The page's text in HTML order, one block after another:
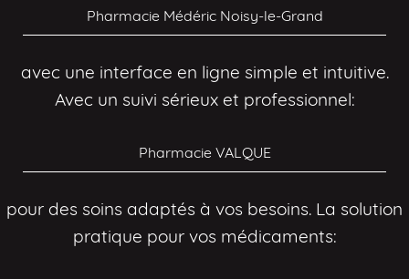
Pharmacie Médéric Noisy-le-Grand
avec une interface en ligne simple et intuitive.
Avec un suivi sérieux et professionnel:
Pharmacie VALQUE
pour des soins adaptés à vos besoins. La solution
pratique pour vos médicaments: